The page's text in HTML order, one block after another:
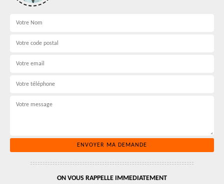
ON VOUS RAPPELLE IMMEDIATEMENT